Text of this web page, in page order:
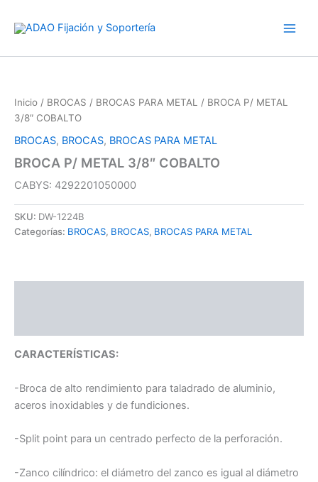
Inicio / BROCAS / BROCAS PARA METAL
/ BROCA P/ METAL
3/8″ COBALTO
BROCAS, BROCAS, BROCAS PARA METAL
BROCA P/ METAL 3/8″ COBALTO
CABYS: 4292201050000
SKU: DW-1224B
Categorías: BROCAS, BROCAS, BROCAS PARA METAL
CARACTERÍSTICAS:
-Broca de alto rendimiento para taladrado de aluminio,
aceros inoxidables y de fundiciones.
-Split point para un centrado perfecto de la perforación.
-Zanco cilíndrico: el diámetro del zanco es igual al diámetro